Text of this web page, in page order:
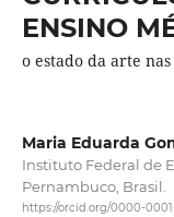
ENSINO
o estado da arte
Maria Eduarda
Instituto Federal de
Pernambuco, Brasil.
https://orcid.org/0000-